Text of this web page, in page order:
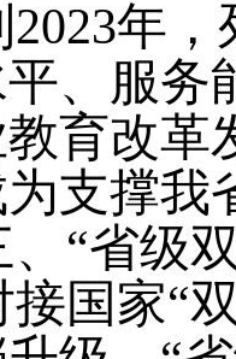
2023年
、服务
育改革
支撑我
“省级
接国家“